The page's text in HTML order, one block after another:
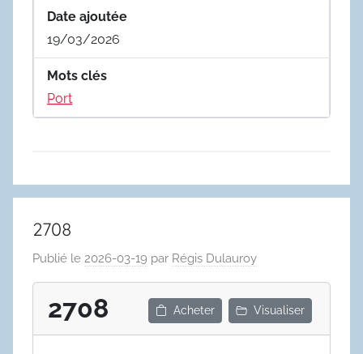
Date ajoutée
19/03/2026
Mots clés
Port
2708
Publié le 2026-03-19 par Régis Dulauroy
2708 Acheter Visualiser